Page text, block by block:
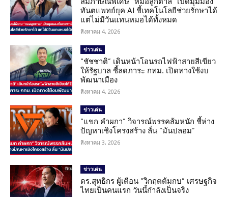
ทันตแพทย์ยุค AI ชี้เทคโนโลยีช่วยรักษาได้
แต่ไม่มีวันแทนหมอได้ทั้งหมด
สิงหาคม 4, 2026
ข่าวเด่น
“ชัชชาติ” เดินหน้าโอนรถไฟฟ้าสายสีเขียว
ให้รัฐบาล ชี้ลดภาระ กทม. เปิดทางใช้งบ
พัฒนาเมือง
สิงหาคม 4, 2026
ข่าวเด่น
“แขก คำผกา” วิจารณ์พรรคส้มหนัก ชี้ห่าง
ปัญหาเชิงโครงสร้าง ลั่น “มันปลอม”
สิงหาคม 3, 2026
ข่าวเด่น
ดร.สุทธิกร ผู้เตือน “วิกฤตต้มกบ” เศรษฐกิจ
ไทยเป็นคนแรก วันนี้กำลังเป็นจริง